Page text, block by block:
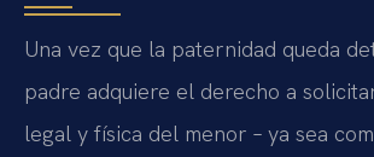
Una vez que la paternidad queda
padre adquiere el derecho a
legal y física del menor – ya sea